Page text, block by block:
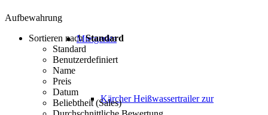
Mietgeräte
Kärcher Heißwassertrailer zur
Aufbewahrung
Sortieren nachStandard
Standard
Benutzerdefiniert
Name
Preis
Datum
Beliebtheit (Sales)